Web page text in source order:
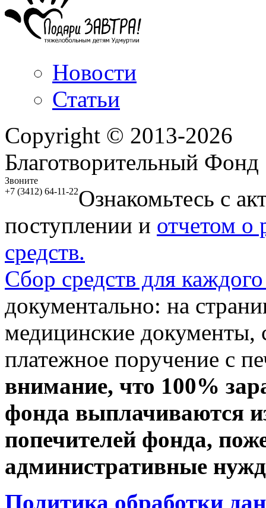
Новости
Статьи
Copyright © 2013-2026
Благотворительный
Звоните
+7 (3412) 64-11-22Ознакомьтесь с
поступлении и отчетом о
средств.
Сбор средств для
документально: на
медицинские документы,
платежное поручение с
внимание, что 100%
фонда выплачиваются
попечителей фонда,
административные
Политика обработки